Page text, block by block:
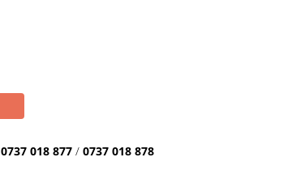
0737 018 877 / 0737 018 878